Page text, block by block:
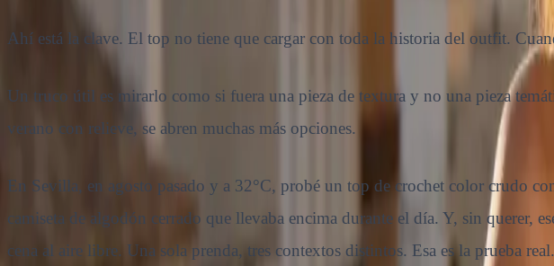
Ahí está la clave. El top no tiene que cargar con toda la historia del outfit.
Un truco útil es mirarlo como si fuera una pieza de textura y no una pieza
verano con relieve, se abren muchas más opciones.
En Sevilla, en agosto pasado y a 32°C, probé un top de crochet color crudo
camiseta de algodón cerrado que llevaba encima durante el día. Y, sin querer,
cena al aire libre. Una sola prenda, tres contextos distintos. Esa es la prueba real.